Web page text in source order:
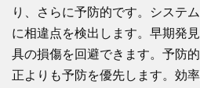
り、さらに予防的です。システ
に相違点を検出します。早期発
具の損傷を回避できます。予防
正よりも予防を優先します。効